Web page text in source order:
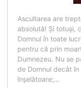
Ascultarea are
absolută! Și totuși,
Domnul în toate
pentru că prin
Dumnezeu. Nu se
de Domnul decât
înșelătoare;…